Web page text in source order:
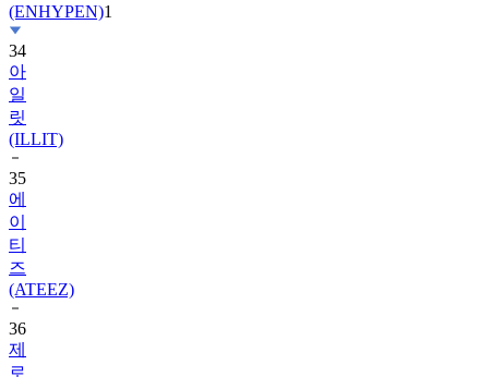
(ENHYPEN)1
34
아
일
릿
(ILLIT)
35
에
이
티
즈
(ATEEZ)
36
제
로